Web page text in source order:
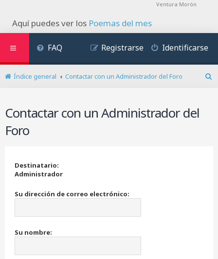
Ventura Morón
Aquí puedes ver los Poemas del mes
FAQ Identificarse
Registrarse
Índice general
Contactar con un Administrador del Foro
Contactar con un Administrador del
Foro
Destinatario:
Administrador
Su dirección de correo electrónico:
Su nombre: